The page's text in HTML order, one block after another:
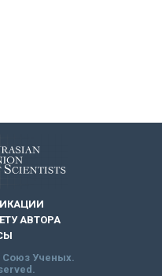
АВТОРА
Союз Ученых.